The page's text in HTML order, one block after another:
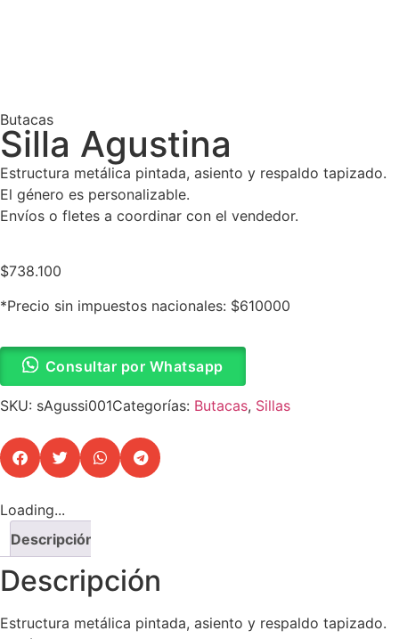
Butacas
Silla Agustina
Estructura metálica pintada, asiento y respaldo tapizado.
El género es personalizable.
Envíos o fletes a coordinar con el vendedor.
$738.100
*Precio sin impuestos nacionales: $610000
Consultar por Whatsapp
SKU: sAgussi001Categorías: Butacas, Sillas
Loading...
Descripción
Descripción
Estructura metálica pintada, asiento y respaldo tapizado.